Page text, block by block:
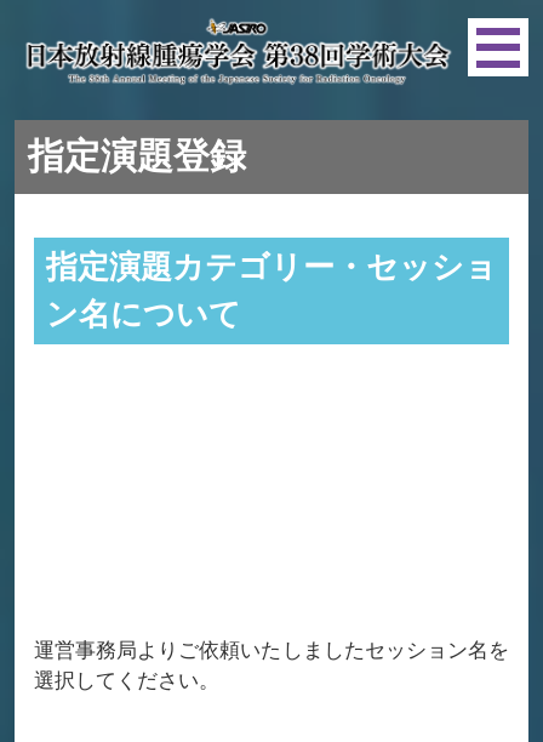
指定演題登録
指定演題カテゴリー・セッショ
ン名について
運営事務局よりご依頼いたしましたセッション名を
選択してください。